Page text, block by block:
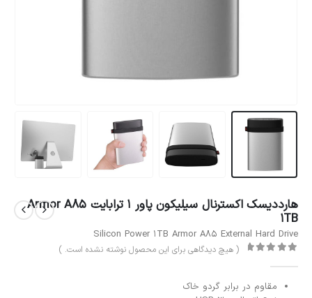
هارددیسک اکسترنال سیلیکون پاور 1 ترابایت Armor A85
1TB
Silicon Power 1TB Armor A85 External Hard Drive
( هیچ دیدگاهی برای این محصول نوشته نشده است. )
مقاوم در برابر گردو خاک